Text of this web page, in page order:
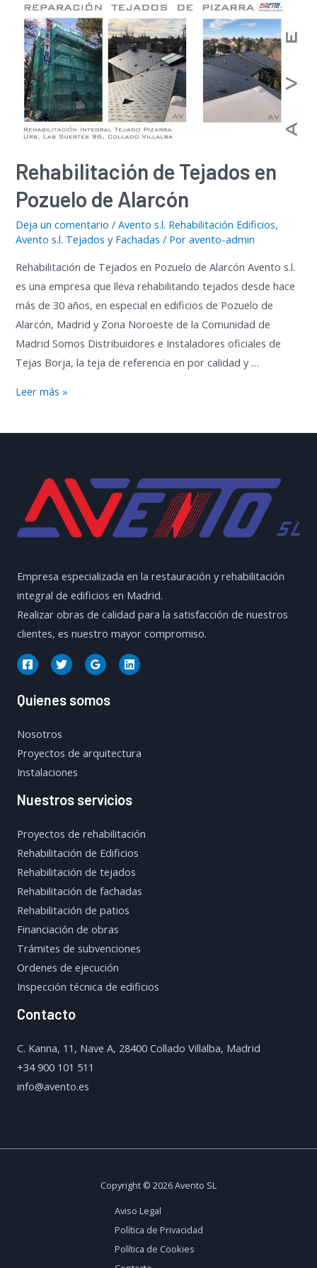
Rehabilitación de Tejados en
Pozuelo de Alarcón
Deja un comentario /Avento s.l. Rehabilitación Edificios,
Avento s.l. Tejados y Fachadas / Poravento-admin
Rehabilitación de Tejados en Pozuelo de Alarcón Avento s.l.
es una empresa que lleva rehabilitando tejados desde hace
más de 30 años, en especial en edificios de Pozuelo de
Alarcón, Madrid y Zona Noroeste de la Comunidad de
Madrid Somos Distribuidores e Instaladores oficiales de
Tejas Borja, la teja de referencia en por calidad y …
Rehabilitación
Tejados
Alarcón
Leer más »
Empresa especializada en la restauración y rehabilitación
integral de edificios en Madrid.
Realizar obras de calidad para la satisfacción de nuestros
clientes, es nuestro mayor compromiso.
Quienes somos
Nosotros
Proyectos de arquitectura
Instalaciones
Nuestros servicios
Proyectos de rehabilitación
Rehabilitación de Edificios
Rehabilitación de tejados
Rehabilitación de fachadas
Rehabilitación de patios
Financiación de obras
Trámites de subvenciones
Ordenes de ejecución
Inspección técnica de edificios
Contacto
C. Kanna, 11, Nave A, 28400 Collado Villalba, Madrid
+34 900 101 511
info@avento.es
Copyright © 2026 Avento SL
Aviso Legal
Política de Privacidad
Política de Cookies